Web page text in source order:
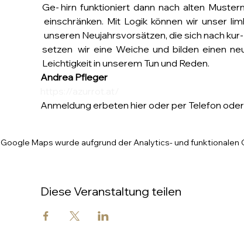
Ge- hirn  funktioniert  dann  nach  alten  Mustern,
einschränken.  Mit  Logik  können  wir  unser
unseren Neujahrsvorsätzen, die sich nach kur-
setzen   wir  eine  Weiche  und  bilden  einen
Leichtigkeit in unserem Tun und Reden.
Andrea Pfleger
Anmeldung erbeten hier oder per Telefon
Google Maps wurde aufgrund der Analytics- und
Diese Veranstaltung teilen